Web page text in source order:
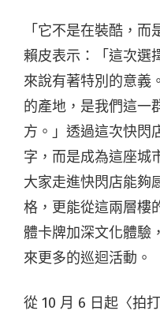
「它不是在裝酷，
賴皮表示：「這次選
來說有著特別的意義
的產地，是我們這一
方。」透過這次快閃
字，而是成為這座城
大家走進快閃店能夠
格，更能從這兩層樓
體卡牌加深文化體驗
來更多的巡迴活動。
從 10 月 6 日起〈拍